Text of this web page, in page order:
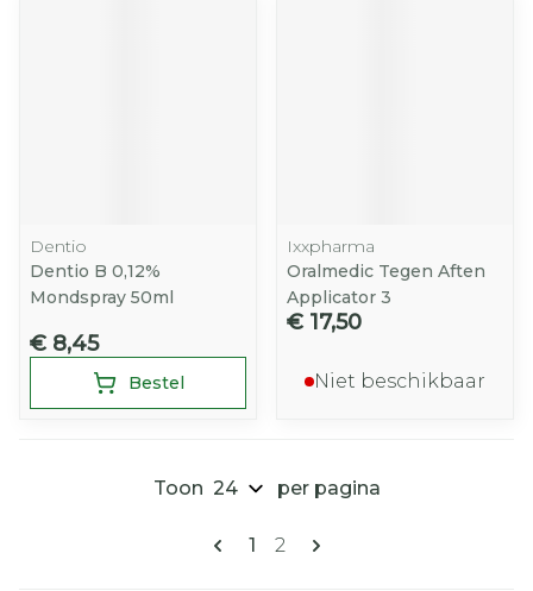
Dentio
Dentio B 0,12%
Mondspray 50ml
€ 8,45
Bestel
Ixxpharma
Oralmedic Tegen Aften
Applicator 3
€ 17,50
Niet beschikbaar
Pagina's
U lees momenteel pagina
1 Pagina
2
Toon per pagina